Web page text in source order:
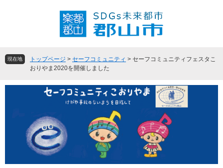
頭
飛現在地 トップページ > セーフコミュニティ > セーフコミュニティフェスタこ
おりやま2020を開催しました